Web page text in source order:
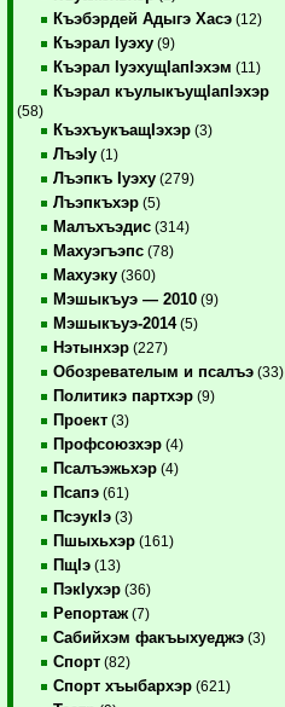
Къэбэрдей Адыгэ Хасэ (12)
Къэрал Iуэху (9)
Къэрал IуэхущIапIэхэм (11)
Къэрал къулыкъущIапIэхэр
(58)
КъэхъукъащIэхэр (3)
ЛъэIу (1)
Лъэпкъ Iуэху (279)
Лъэпкъхэр (5)
Малъхъэдис (314)
Махуэгъэпс (78)
Махуэку (360)
Мэшыкъуэ — 2010 (9)
Мэшыкъуэ-2014(5)
Нэтынхэр (227)
Обозревателым и псалъэ (33)
Политикэ партхэр (9)
Проект (3)
Профсоюзхэр (4)
Псалъэжьхэр (4)
Псапэ (61)
ПсэукIэ (3)
Пшыхьхэр (161)
ПщIэ (13)
ПэкIухэр (36)
Репортаж (7)
Сабийхэм факъыхуеджэ (3)
Спорт (82)
Спорт хъыбархэр (621)